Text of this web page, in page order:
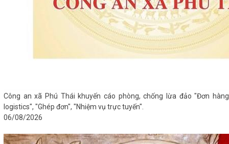
Công an xã Phú Thái khuyến cáo phòng, chống lừa đảo "Đơn hàng
logistics", "Ghép đơn", "Nhiệm vụ trực tuyến".
06/08/2026